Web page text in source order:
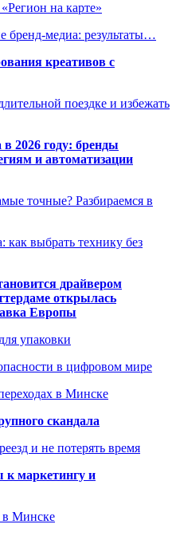
на карте»
бренд-медиа: результаты…
креативов с
поездке и избежать
2026 году: бренды
и автоматизации
точные? Разбираемся в
как выбрать технику без
драйвером
открылась
Европы
упаковки
в цифровом мире
в Минске
скандала
и не потерять время
к маркетингу и
в Минске